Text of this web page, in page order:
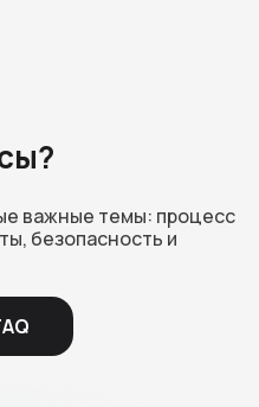
важные темы: процесс
безопасность и